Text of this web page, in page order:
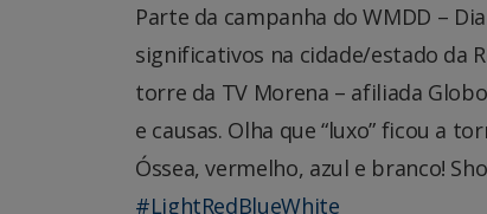
Parte da campanha do WMDD –
significativos na cidade/estado da
torre da TV Morena – afiliada
e causas. Olha que “luxo” ficou a
Óssea, vermelho, azul e branco!
#LightRedBlueWhite